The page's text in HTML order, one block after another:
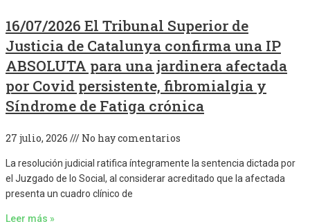
16/07/2026 El Tribunal Superior de
Justicia de Catalunya confirma una IP
ABSOLUTA para una jardinera afectada
por Covid persistente, fibromialgia y
Síndrome de Fatiga crónica
27 julio, 2026 No hay comentarios
La resolución judicial ratifica íntegramente la sentencia dictada por
el Juzgado de lo Social, al considerar acreditado que la afectada
presenta un cuadro clínico de
Leer más »